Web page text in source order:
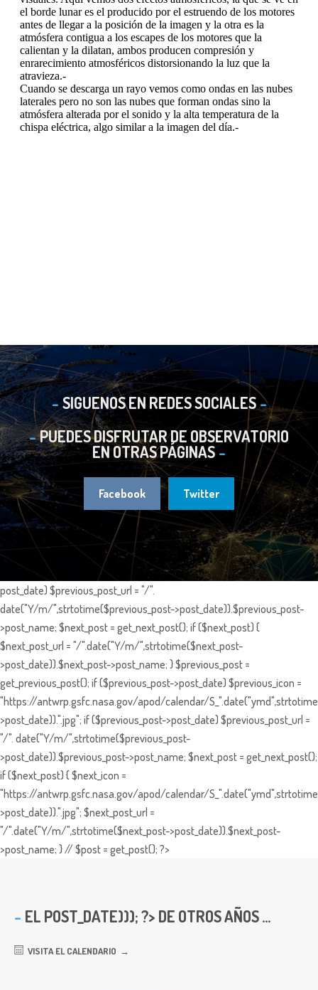
SIGUENOS EN REDES SOCIALES
PUEDES DISFRUTAR DE OBSERVATORIO
EN OTRAS PÁGINAS
Facebook Twitter
post_date) $previous_post_url = "/".
date("Y/m/",strtotime($previous_post->post_date)).$previous_post-
>post_name; $next_post = get_next_post(); if ($next_post) {
$next_post_url = "/".date("Y/m/",strtotime($next_post-
>post_date)).$next_post->post_name; } $previous_post =
get_previous_post(); if ($previous_post->post_date) $previous_icon =
"https://antwrp.gsfc.nasa.gov/apod/calendar/
>post_date)).".jpg"; if ($previous_post->post_date) $previous_post_url =
"/". date("Y/m/",strtotime($previous_post-
>post_date)).$previous_post->post_name; $next_post = get_next_post();
if ($next_post) { $next_icon =
"https://antwrp.gsfc.nasa.gov/apod/calendar/
>post_date)).".jpg"; $next_post_url =
"/".date("Y/m/",strtotime($next_post->post_date)).$next_post-
>post_name; } // $post = get_post(); ?>
EL POST_DATE))); ?> DE OTROS AÑOS ...
VISITA EL CALENDARIO